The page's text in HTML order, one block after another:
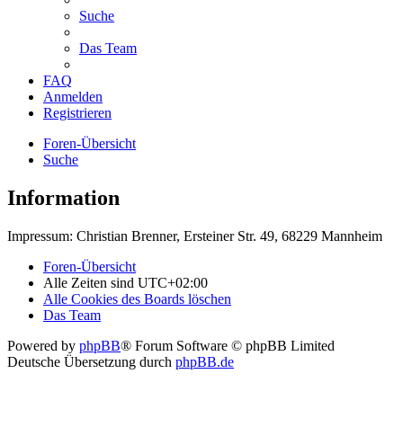
Suche
Das Team
FAQ
Anmelden
Registrieren
Foren-Übersicht
Suche
Information
Impressum: Christian Brenner, Ersteiner Str. 49, 68229 Mannheim
Foren-Übersicht
Alle Zeiten sind UTC+02:00
Alle Cookies des Boards löschen
Das Team
Powered by phpBB® Forum Software © phpBB Limited
Deutsche Übersetzung durch phpBB.de